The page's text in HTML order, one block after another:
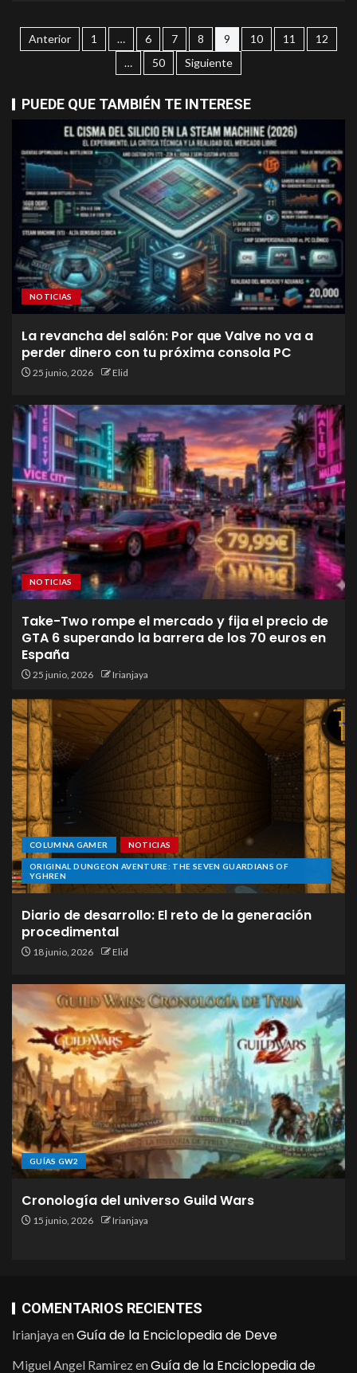
Anterior 1 … 6 7 8 9 10 11
12
…
50 Siguiente
PUEDE QUE TAMBIÉN TE INTERESE
NOTICIAS
La revancha del salón: Por que Valve no va a
perder dinero con tu próxima consola PC
25 junio, 2026 Elid
NOTICIAS
Take-Two rompe el mercado y fija el precio de
GTA 6 superando la barrera de los 70 euros en
España
25 junio, 2026 Irianjaya
COLUMNA GAMER NOTICIAS
ORIGINAL DUNGEON AVENTURE: THE SEVEN GUARDIANS OF
YGHREN
Diario de desarrollo: El reto de la generación
procedimental
18 junio, 2026 Elid
GUÍAS GW2
Cronología del universo Guild Wars
15 junio, 2026 Irianjaya
COMENTARIOS RECIENTES
IrianjayaenGuía de la Enciclopedia de Deve
Miguel Angel RamirezenGuía de la Enciclopedia de